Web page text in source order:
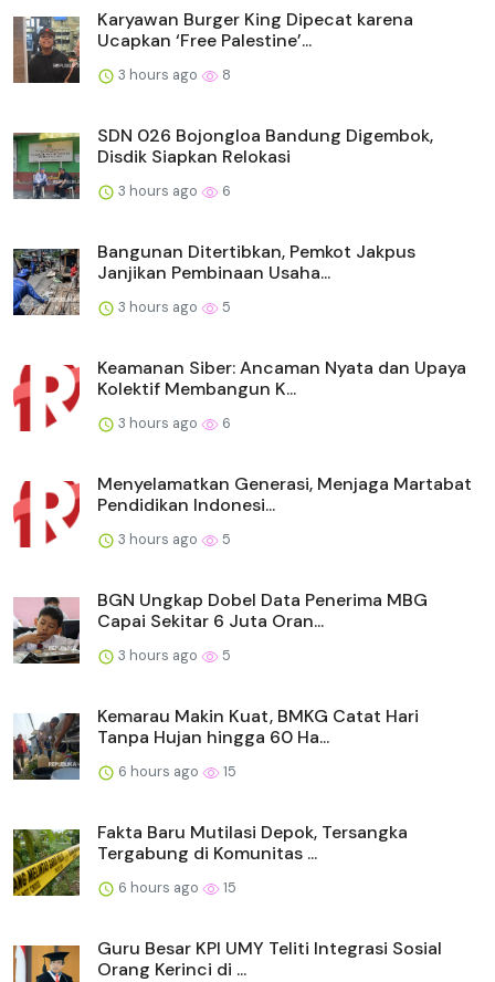
Karyawan Burger King Dipecat karena
Ucapkan ‘Free Palestine’...
3 hours ago 8
SDN 026 Bojongloa Bandung Digembok,
Disdik Siapkan Relokasi
3 hours ago 6
Bangunan Ditertibkan, Pemkot Jakpus
Janjikan Pembinaan Usaha...
3 hours ago 5
Keamanan Siber: Ancaman Nyata dan Upaya
Kolektif Membangun K...
3 hours ago 6
Menyelamatkan Generasi, Menjaga Martabat
Pendidikan Indonesi...
3 hours ago 5
BGN Ungkap Dobel Data Penerima MBG
Capai Sekitar 6 Juta Oran...
3 hours ago 5
Kemarau Makin Kuat, BMKG Catat Hari
Tanpa Hujan hingga 60 Ha...
6 hours ago 15
Fakta Baru Mutilasi Depok, Tersangka
Tergabung di Komunitas ...
6 hours ago 15
Guru Besar KPI UMY Teliti Integrasi Sosial
Orang Kerinci di ...